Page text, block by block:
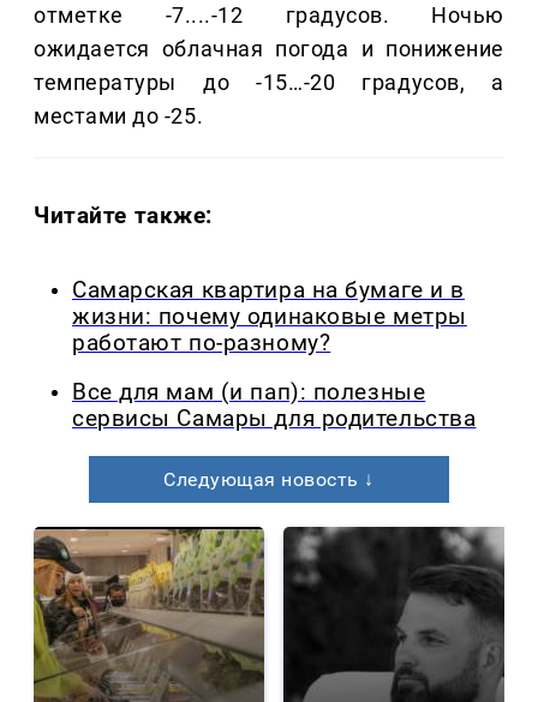
отметке -7....-12 градусов. Ночью
ожидается облачная погода и понижение
температуры до -15…-20 градусов, а
местами до -25.
Читайте также:
Самарская квартира на бумаге и в
жизни: почему одинаковые метры
работают по-разному?
Все для мам (и пап): полезные
сервисы Самары для родительства
Следующая новость ↓